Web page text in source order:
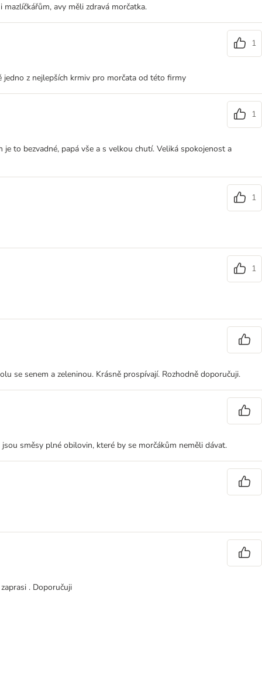
avy měli zdravá morčatka.
1
z nejlepších krmiv pro morčata od této firmy
1
to bezvadné, papá vše a s velkou chutí. Veliká spokojenost a
1
1
se senem a zeleninou. Krásně prospívají. Rozhodně doporučuji.
směsy plné obilovin, které by se morčákům neměli dávat.
. Doporučuji